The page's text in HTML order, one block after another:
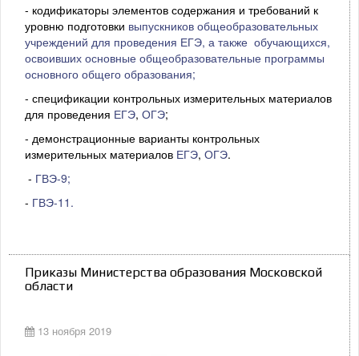
- кодификаторы элементов содержания и требований к
уровню подготовки выпускников общеобразовательных
учреждений для проведения ЕГЭ, а также обучающихся,
освоивших основные общеобразовательные программы
основного общего образования;
- спецификации контрольных измерительных материалов
для проведения ЕГЭ, ОГЭ;
- демонстрационные варианты контрольных
измерительных материалов ЕГЭ, ОГЭ.
- ГВЭ-9;
- ГВЭ-11.
Приказы Министерства образования Московской
области
13 ноября 2019